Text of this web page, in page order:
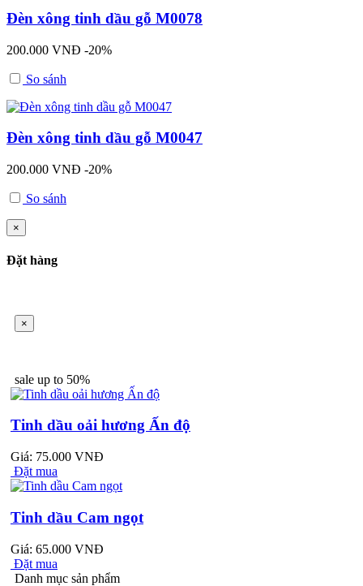
Đèn xông tinh dầu gỗ M0078
200.000 VNĐ -20%
So sánh
Đèn xông tinh dầu gỗ M0047
200.000 VNĐ -20%
So sánh
×
Đặt hàng
×
sale up to 50%
Tinh dầu oải hương Ấn độ
Giá: 75.000 VNĐ
Đặt mua
Tinh dầu Cam ngọt
Giá: 65.000 VNĐ
Đặt mua
Danh mục sản phẩm